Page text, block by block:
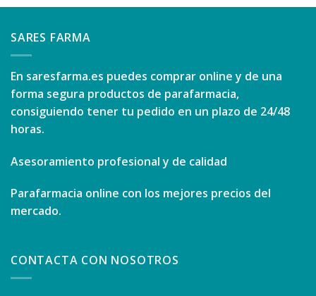
SARES FARMA
En saresfarma.es puedes comprar online y de una
forma segura productos de parafarmacia,
consiguiendo tener tu pedido en un plazo de 24/48
horas.
Asesoramiento profesional y de calidad
Parafarmacia online con los mejores precios del
mercado.
CONTACTA CON NOSOTROS